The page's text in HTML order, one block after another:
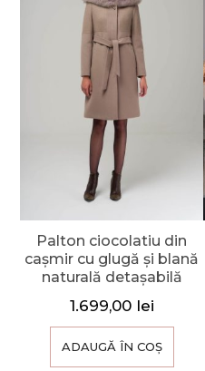
Palton ciocolatiu din
cașmir cu glugă și blană
naturală detașabilă
1.699,00 lei
ADAUGĂ ÎN COȘ